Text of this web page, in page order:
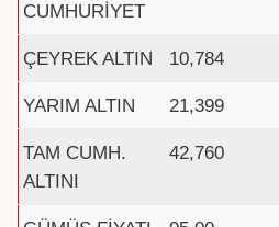
CUMHURİYET
ÇEYREK ALTIN 10,784
YARIM ALTIN 21,399
TAM CUMH.
ALTINI
42,760